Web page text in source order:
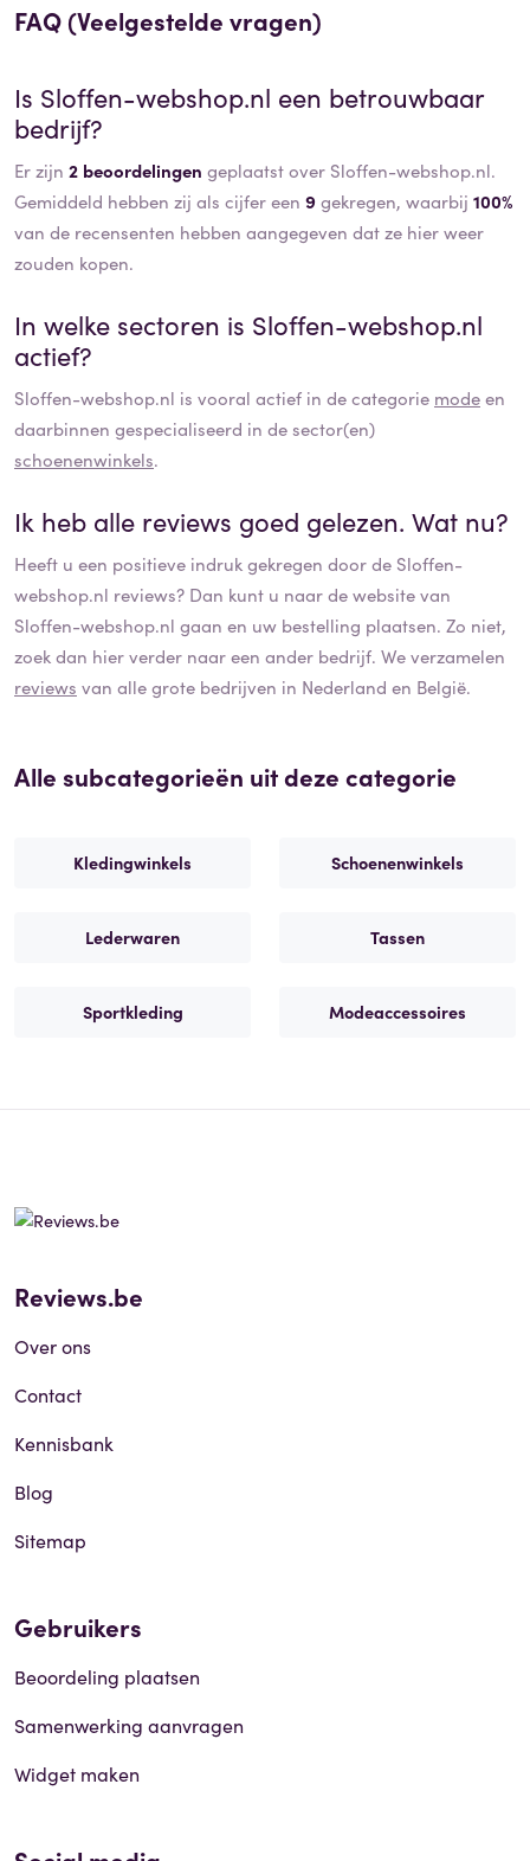
FAQ (Veelgestelde vragen)
Is Sloffen-webshop.nl een betrouwbaar
bedrijf?
Er zijn 2 beoordelingen geplaatst over Sloffen-webshop.nl.
Gemiddeld hebben zij als cijfer een 9gekregen, waarbij 100%
van de recensenten hebben aangegeven dat ze hier weer
zouden kopen.
In welke sectoren is Sloffen-webshop.nl
actief?
Sloffen-webshop.nl is vooral actief in de categorie modeen
daarbinnen gespecialiseerd in de sector(en)
schoenenwinkels.
Ik heb alle reviews goed gelezen. Wat nu?
Heeft u een positieve indruk gekregen door de Sloffen-
webshop.nl reviews? Dan kunt u naar de website van
Sloffen-webshop.nl gaan en uw bestelling plaatsen. Zo niet,
zoek dan hier verder naar een ander bedrijf. We verzamelen
reviews van alle grote bedrijven in Nederland en België.
Alle subcategorieën uit deze categorie
Kledingwinkels Schoenenwinkels
Lederwaren Tassen
Sportkleding Modeaccessoires
Reviews.be
Over ons
Contact
Kennisbank
Blog
Sitemap
Gebruikers
Beoordeling plaatsen
Samenwerking aanvragen
Widget maken